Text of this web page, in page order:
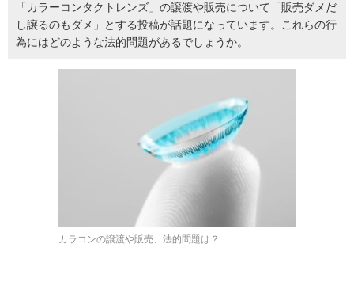
「カラーコンタクトレンズ」の譲渡や販売について「販売ダメだ
し譲るのもダメ」とする投稿が話題になっています。これらの行
為にはどのような法的問題があるでしょうか。
カラコンの譲渡や販売、法的問題は？